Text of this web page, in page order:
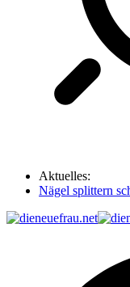
Aktuelles:
Nägel splittern